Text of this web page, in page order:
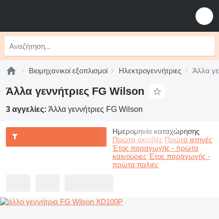
Βιομηχανικοί εξοπλισμοί Ηλεκτρογεννήτριες Άλλα
Άλλα γεννήτριες FG Wilson
3 αγγελίες: Άλλα γεννήτριες FG Wilson
Ημερομηνία καταχώρησης
Πρώτα ακριβές Πρώτα φτηνές
Έτος παραγωγής - πρώτα
καινούριες Έτος παραγωγής -
πρώτα παλιές